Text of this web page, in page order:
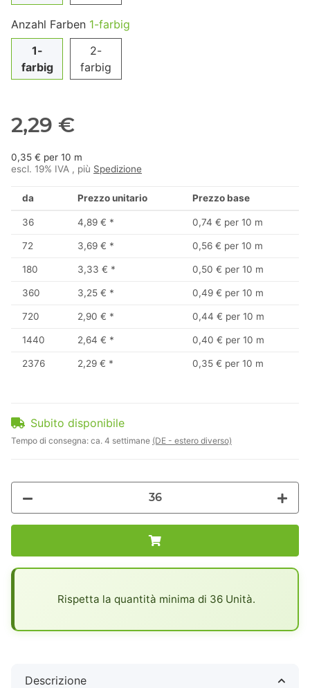
Anzahl Farben 1-farbig
1-
farbig
2-
farbig
2,29 €
0,35 € per 10 m
escl. 19% IVA , più Spedizione
da Prezzo unitario Prezzo base
36 4,89 € * 0,74 € per 10 m
72 3,69 € * 0,56 € per 10 m
180 3,33 € * 0,50 € per 10 m
360 3,25 € * 0,49 € per 10 m
720 2,90 € * 0,44 € per 10 m
1440 2,64 € * 0,40 € per 10 m
2376 2,29 € * 0,35 € per 10 m
Subito disponibile
Tempo di consegna: ca. 4 settimane (DE - estero diverso)
Rispetta la quantità minima di 36 Unità.
Descrizione